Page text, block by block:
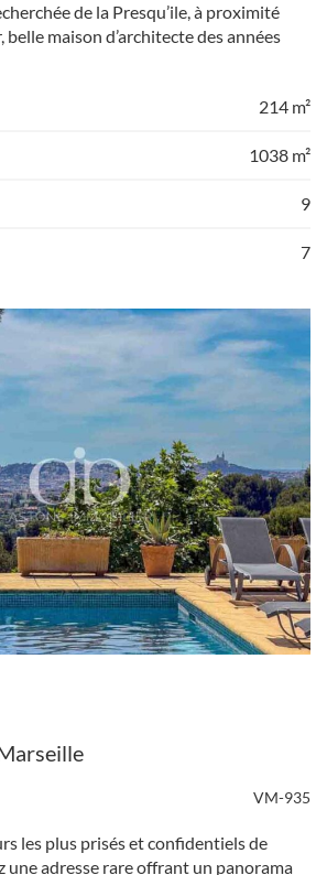
de la Presqu’ile, à proximité
belle maison d’architecte des années
214 m²
1038 m²
9
7
VM-935
les plus prisés et confidentiels de
une adresse rare offrant un panorama